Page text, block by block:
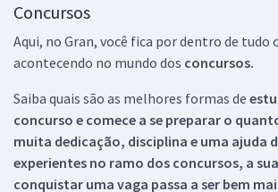
Concursos
Aqui, no Gran, você fica por dentro de tudo
acontecendo no mundo dos concursos.
Saiba quais são as melhores formas de
concurso e comece a se preparar o
muita dedicação, disciplina e uma ajuda
experientes no ramo dos concursos, a
conquistar uma vaga passa a ser bem